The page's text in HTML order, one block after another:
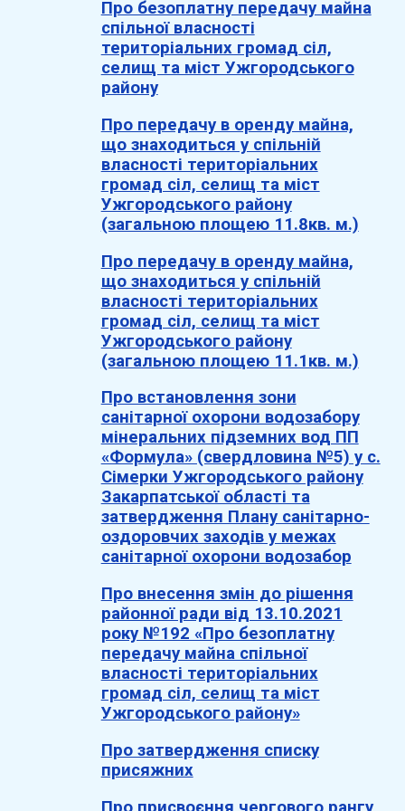
Про безоплатну передачу майна
спільної власності
територіальних громад сіл,
селищ та міст Ужгородського
району
Про передачу в оренду майна,
що знаходиться у спільній
власності територіальних
громад сіл, селищ та міст
Ужгородського району
(загальною площею 11.8кв. м.)
Про передачу в оренду майна,
що знаходиться у спільній
власності територіальних
громад сіл, селищ та міст
Ужгородського району
(загальною площею 11.1кв. м.)
Про встановлення зони
санітарної охорони водозабору
мінеральних підземних вод ПП
«Формула» (свердловина №5) у с.
Сімерки Ужгородського району
Закарпатської області та
затвердження Плану санітарно-
оздоровчих заходів у межах
санітарної охорони водозабор
Про внесення змін до рішення
районної ради від 13.10.2021
року №192 «Про безоплатну
передачу майна спільної
власності територіальних
громад сіл, селищ та міст
Ужгородського району»
Про затвердження списку
присяжних
Про присвоєння чергового рангу